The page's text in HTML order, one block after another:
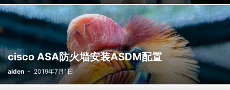
cisco ASA防火墙安装ASDM配置
aiden - 2019年7月1日